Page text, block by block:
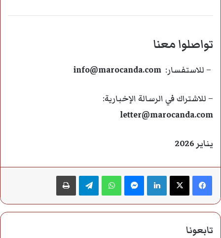
تواصلوا معنا
– للاستفسار: info@marocanda.com
– للاشتراك في الرسالة الإخبارية:
letter@marocanda.com
يناير 2026
فيسبوك ‫X لينكدإن ماسنجر واتساب تيلقرام طباعة
تابعونا